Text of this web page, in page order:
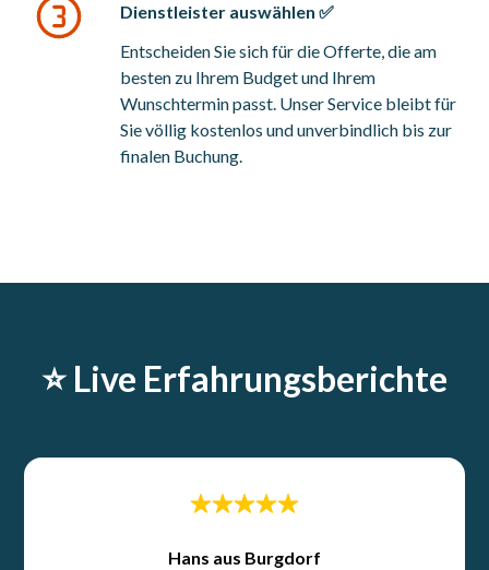
Dienstleister auswählen ✅
Entscheiden Sie sich für die Offerte, die am
besten zu Ihrem Budget und Ihrem
Wunschtermin passt. Unser Service bleibt für
Sie völlig kostenlos und unverbindlich bis zur
finalen Buchung.
⭐️ Live Erfahrungsberichte